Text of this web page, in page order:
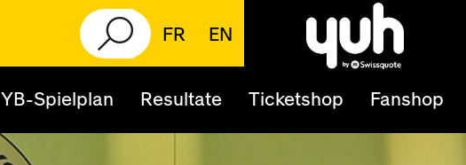
FR EN
YB-Spielplan Resultate Ticketshop Fanshop